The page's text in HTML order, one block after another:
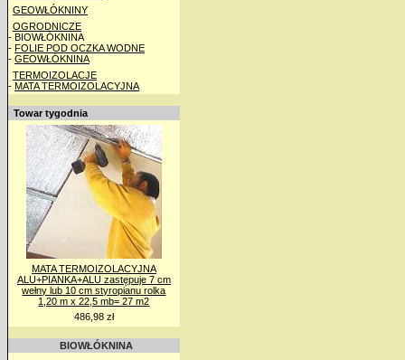
GEOWŁÓKNINY
OGRODNICZE
- BIOWŁÓKNINA
- FOLIE POD OCZKA WODNE
- GEOWŁÓKNINA
TERMOIZOLACJE
- MATA TERMOIZOLACYJNA
Towar tygodnia
MATA TERMOIZOLACYJNA
ALU+PIANKA+ALU zastępuje 7 cm
wełny lub 10 cm styropianu rolka
1,20 m x 22,5 mb= 27 m2
486,98 zł
BIOWŁÓKNINA